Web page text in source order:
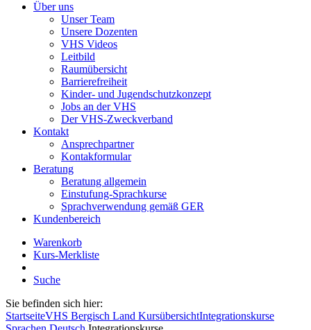
Über uns
Unser Team
Unsere Dozenten
VHS Videos
Leitbild
Raumübersicht
Barrierefreiheit
Kinder- und Jugendschutzkonzept
Jobs an der VHS
Der VHS-Zweckverband
Kontakt
Ansprechpartner
Kontakformular
Beratung
Beratung allgemein
Einstufung-Sprachkurse
Sprachverwendung gemäß GER
Kundenbereich
Warenkorb
Kurs-Merkliste
Suche
Sie befinden sich hier:
StartseiteVHS Bergisch Land KursübersichtIntegrationskurse